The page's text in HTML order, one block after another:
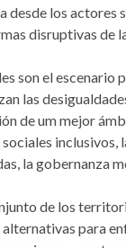
desde los actores
disruptivas de
son el
las
de um mejor
inclusivos,
la gobernanza
de los
para